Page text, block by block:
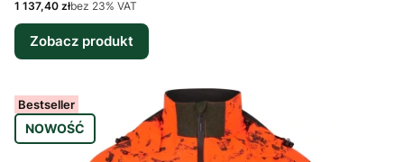
Cena netto
1 137,40 złbez 23% VAT
Zobacz produkt
Bestseller
NOWOŚĆ